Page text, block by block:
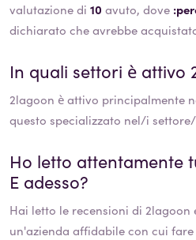
valutazione di 10 avuto, dove
dichiarato che avrebbe
In quali settori è attivo
2lagoon è attivo principalmente
questo specializzato nel/i
Ho letto attentamente
E adesso?
Hai letto le recensioni di 2lagoon
un'azienda affidabile con cui